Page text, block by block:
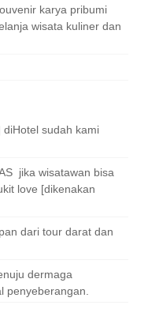
karya pribumi
wisata kuliner dan
sudah kami
jika wisatawan bisa
love [dikenakan
dari tour darat dan
dermaga
penyeberangan.